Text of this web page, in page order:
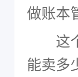
做账本
这个
能卖多